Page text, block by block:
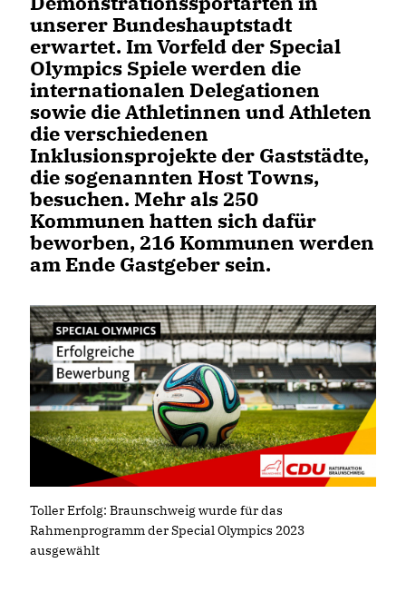
unserer Bundeshauptstadt
erwartet. Im Vorfeld der Special
Olympics Spiele werden die
internationalen Delegationen
sowie die Athletinnen und Athleten
die verschiedenen
Inklusionsprojekte der Gaststädte,
die sogenannten Host Towns,
besuchen. Mehr als 250
Kommunen hatten sich dafür
beworben, 216 Kommunen werden
am Ende Gastgeber sein.
Toller Erfolg: Braunschweig wurde für das
Rahmenprogramm der Special Olympics 2023
ausgewählt